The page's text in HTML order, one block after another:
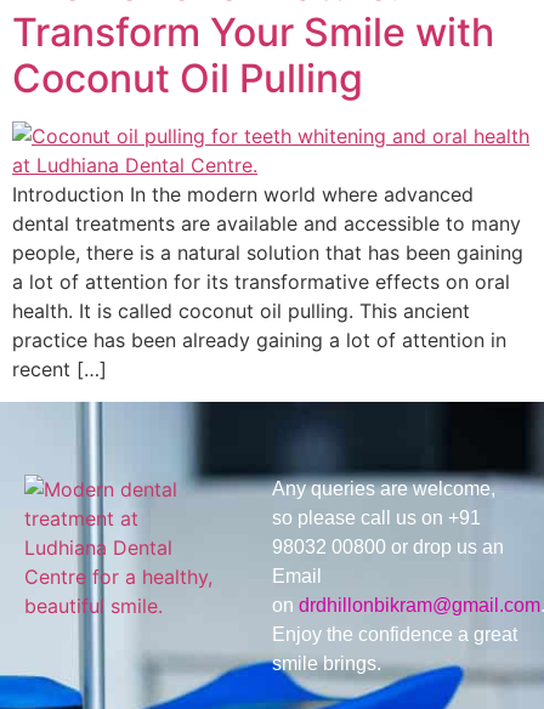
Transform Your Smile with
Coconut Oil Pulling
Introduction In the modern world where advanced
dental treatments are available and accessible to many
people, there is a natural solution that has been gaining
a lot of attention for its transformative effects on oral
health. It is called coconut oil pulling. This ancient
practice has been already gaining a lot of attention in
recent […]
Any queries are welcome,
so please call us on +91
98032 00800 or drop us an
Email
on drdhillonbikram@gmail.com.
Enjoy the confidence a great
smile brings.